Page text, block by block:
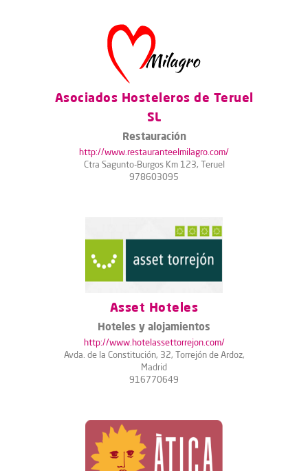
Asociados Hosteleros de Teruel
SL
Restauración
http://www.restauranteelmilagro.com/
Ctra Sagunto-Burgos Km 123, Teruel
978603095
Asset Hoteles
Hoteles y alojamientos
http://www.hotelassettorrejon.com/
Avda. de la Constitución, 32, Torrejón de Ardoz,
Madrid
916770649